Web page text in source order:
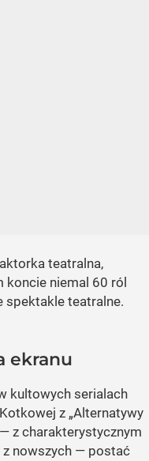
teatralna,
niemal 60 ról
spektakle teatralne.
ekranu
kultowych serialach
z „Alternatywy
z charakterystycznym
z nowszych — postać